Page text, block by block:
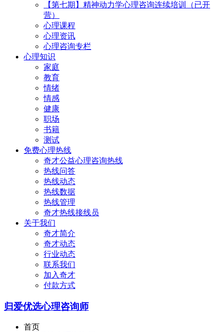
【第七期】精神动力学心理咨询连续培训（已开
营）
心理课程
心理资讯
心理咨询专栏
心理知识
家庭
教育
情绪
情感
健康
职场
书籍
测试
免费心理热线
奇才公益心理咨询热线
热线问答
热线动态
热线数据
热线管理
奇才热线接线员
关于我们
奇才简介
奇才动态
行业动态
联系我们
加入奇才
付款方式
归爱优选心理咨询师
首页